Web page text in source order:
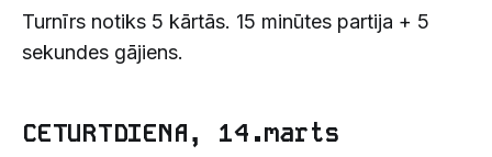
Turnīrs notiks 5 kārtās. 15 minūtes partija + 5
sekundes gājiens.
CETURTDIENA, 14.marts